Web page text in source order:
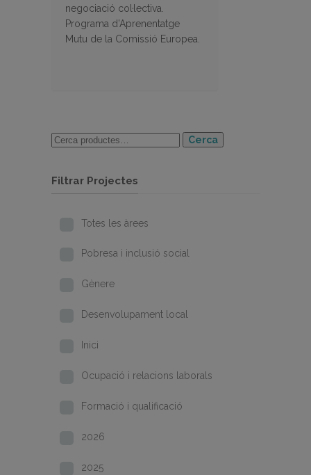
negociació col·lectiva.
Programa d’Aprenentatge
Mutu de la Comissió Europea.
Cerca
Filtrar Projectes
Totes les àrees
Pobresa i inclusió social
Gènere
Desenvolupament local
Inici
Ocupació i relacions laborals
Formació i qualificació
2026
2025